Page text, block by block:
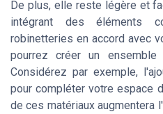
De plus, elle reste légère et
intégrant des éléments
robinetteries en accord avec
pourrez créer un ensemble
Considérez par exemple,
pour compléter votre espace
de ces matériaux augmentera